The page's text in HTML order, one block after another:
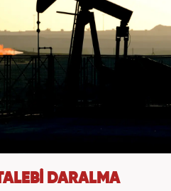
DARALMA